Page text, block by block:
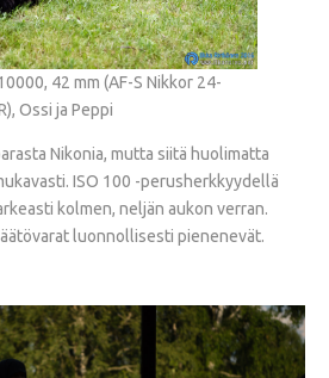
42 mm (AF-S Nikkor 24-
Ossi ja Peppi
Nikonia, mutta siitä huolimatta
ISO 100 -perusherkkyydellä
kolmen, neljän aukon verran.
luonnollisesti pienenevät.